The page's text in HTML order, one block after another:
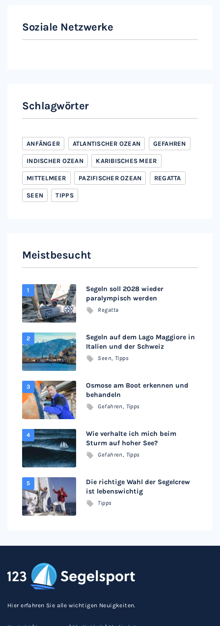
Soziale Netzwerke
Schlagwörter
ANFÄNGER ATLANTISCHER OZEAN GEFAHREN
INDISCHER OZEAN KARIBISCHES MEER
MITTELMEER PAZIFISCHER OZEAN REGATTA
SEEN TIPPS
Meistbesucht
Segeln soll 2028 wieder
paralympisch werden
Regatta
Segeln auf dem Lago Maggiore in
Italien und der Schweiz
Seen, Tipps
Osmose am Boot erkennen und
behandeln
Gefahren, Tipps
Wie verhalte ich mich beim
Sturm auf hoher See?
Gefahren, Tipps
Die richtige Wahl der Segelcrew
ist lebenswichtig
Tipps
Hier erfahren Sie alle wichtigen Neuigkeiten.